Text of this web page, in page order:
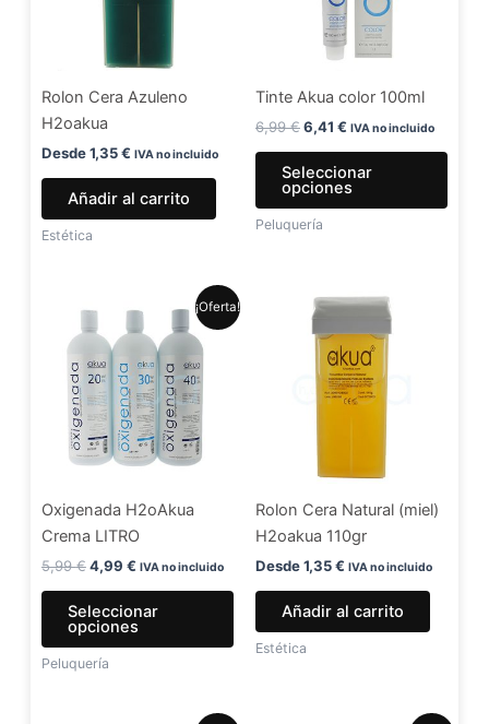
Rolon Cera Azuleno
H2oakua
Desde1,35€ IVA no incluido
Añadir al carrito
Estética
Tinte Akua color 100ml
6,99€6,41 € IVA no incluido
Seleccionar
opciones
en
Peluquería
¡Oferta!
Oxigenada H2oAkua
Crema LITRO
5,99€
original
era:
5,99 €.
4,99 €
precio
actual
4,99 €.
IVA no incluido
Seleccionar
opciones
Este
producto
pueden
elegir
la
página
de
Peluquería
Rolon Cera Natural (miel)
H2oakua 110gr
Desde1,35€ IVA no incluido
Añadir al carrito
Estética